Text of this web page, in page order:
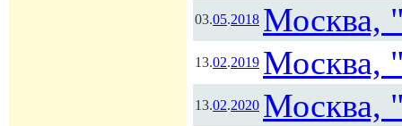
03.05.2018 Москва,
13.02.2019 Москва,
13.02.2020 Москва,